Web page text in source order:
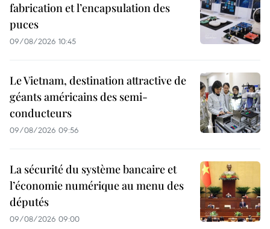
fabrication et l’encapsulation des
puces
09/08/2026 10:45
Le Vietnam, destination attractive de
géants américains des semi-
conducteurs
09/08/2026 09:56
La sécurité du système bancaire et
l’économie numérique au menu des
députés
09/08/2026 09:00